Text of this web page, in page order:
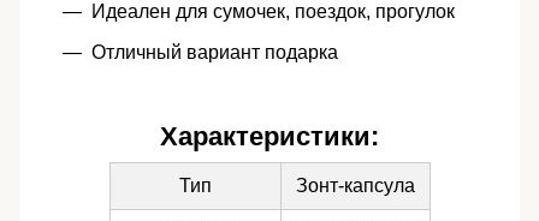
Идеален для сумочек, поездок, прогулок
Отличный вариант подарка
Характеристики:
Тип Зонт-капсула